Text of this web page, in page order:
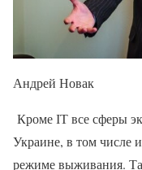
Андрей Новак
Кроме ІТ все сферы
Украине, в том числе
режиме выживания.